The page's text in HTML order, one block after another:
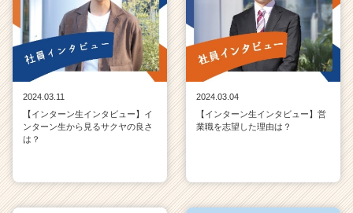
2024.03.11
【インターン生インタビュー】イ
ンターン生から見るサクヤの良さ
は？
2024.03.04
【インターン生インタビュー】営
業職を志望した理由は？